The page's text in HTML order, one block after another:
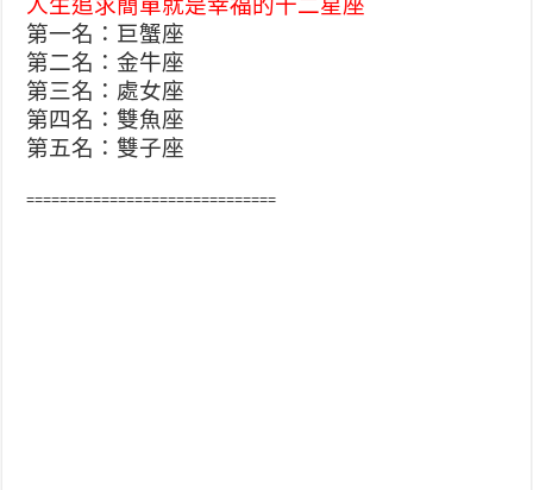
第一名：巨蟹座
第二名：金牛座
第三名：處女座
第四名：雙魚座
第五名：雙子座
==============================